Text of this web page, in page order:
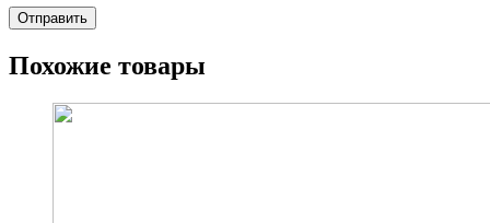
Похожие товары